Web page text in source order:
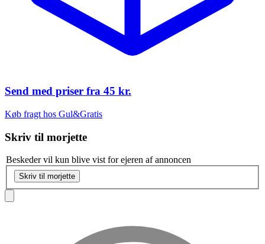
Send med priser fra 45 kr.
Køb fragt hos Gul&Gratis
Skriv til morjette
Beskeder vil kun blive vist for ejeren af annoncen
Skriv til morjette